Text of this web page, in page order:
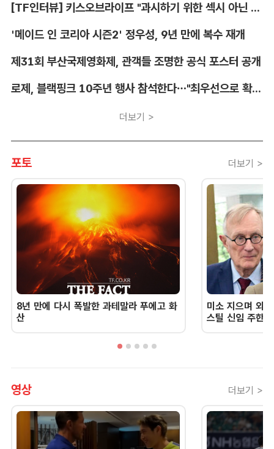
[TF인터뷰] 키스오브라이프 "과시하기 위한 섹시 아닌 당당함"
'메이드 인 코리아 시즌2' 정우성, 9년 만에 복수 재개
제31회 부산국제영화제, 관객들 조명한 공식 포스터 공개
로제, 블랙핑크 10주년 행사 참석한다…"최우선으로 확정"
더보기 >
포토 더보기 >
8년 만에 다시 폭발한 과테말라 푸에고 화
산
미소 지으며 외
스틸 신임 주한
영상 더보기 >